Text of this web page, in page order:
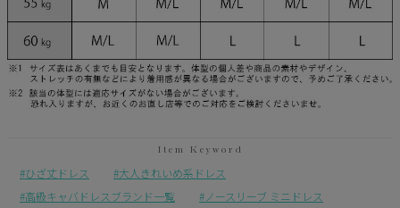
ひざ丈ドレス
大人きれいめ系ドレス
高級キャバドレスブランド一覧
ノースリーブ ミニドレス